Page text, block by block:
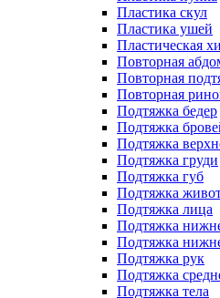
Пластика скул
Пластика ушей
Пластическая
Повторная
Повторная
Повторная
Подтяжка бедер
Подтяжка
Подтяжка
Подтяжка груди
Подтяжка губ
Подтяжка
Подтяжка лица
Подтяжка
Подтяжка
Подтяжка рук
Подтяжка
Подтяжка тела